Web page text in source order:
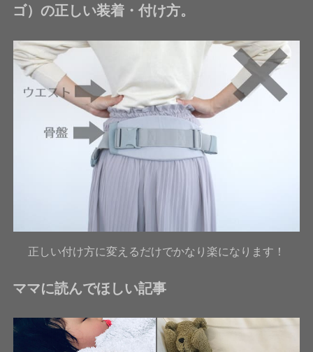
ゴ）の正しい装着・付け方。
正しい付け方に変えるだけでかなり楽になります！
ママに読んでほしい記事